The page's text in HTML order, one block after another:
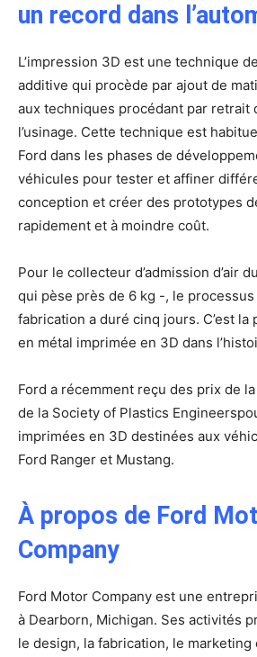
un record dans
L’impression 3D est une technique
additive qui procède par ajout de
aux techniques procédant par retrait
l’usinage. Cette technique est
Ford dans les phases de
véhicules pour tester et affiner
conception et créer des prototypes
rapidement et à moindre coût.
Pour le collecteur d’admission d’air
qui pèse près de 6 kg -, le
fabrication a duré cinq jours. C’est la
en métal imprimée en 3D dans
Ford a récemment reçu des prix de
de la Society of Plastics
imprimées en 3D destinées aux
Ford Ranger et Mustang.
À propos de Ford
Company
Ford Motor Company est une
à Dearborn, Michigan. Ses activités
le design, la fabrication, le marketing